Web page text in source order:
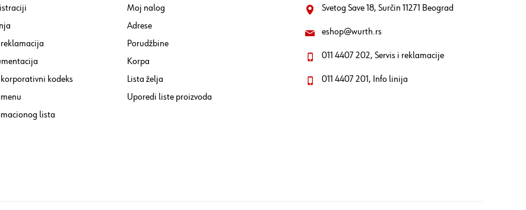
kodeks
lista
Moj nalog
Adrese
Porudžbine
Korpa
Lista želja
Uporedi liste proizvoda
Svetog Save 18, Surčin 11271 Beograd
eshop@wurth.rs
011 4407 202, Servis i reklamacije
011 4407 201, Info linija